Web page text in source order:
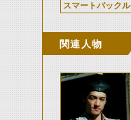
スマートバックル
関連人物